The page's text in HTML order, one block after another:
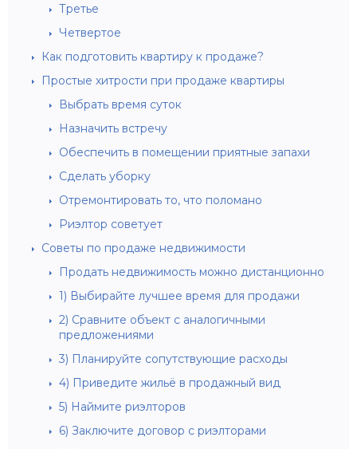
Третье
Четвертое
Как подготовить квартиру к продаже?
Простые хитрости при продаже квартиры
Выбрать время суток
Назначить встречу
Обеспечить в помещении приятные запахи
Сделать уборку
Отремонтировать то, что поломано
Риэлтор советует
Советы по продаже недвижимости
Продать недвижимость можно дистанционно
1) Выбирайте лучшее время для продажи
2) Сравните объект с аналогичными
предложениями
3) Планируйте сопутствующие расходы
4) Приведите жильё в продажный вид
5) Наймите риэлторов
6) Заключите договор с риэлторами